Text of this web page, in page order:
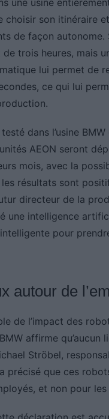
une usine
choisir son itinéraire
de façon autonome.
trois heures, mais
lui permet de
ce qui lui
dans l’usine
AEON seront
mois, avec la
résultats sont
directeur de la
une intelligence
pour
autour de
de l’impact des
affirme qu’aucun
Ströbel,
précisé que ces
et non pour les